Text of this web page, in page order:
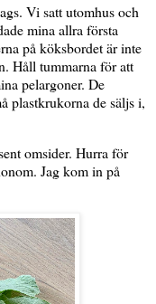
Vi satt utomhus och
mina allra första
på köksbordet är inte
Håll tummarna för att
pelargoner. De
plastkrukorna de säljs i,
omsider. Hurra för
Jag kom in på